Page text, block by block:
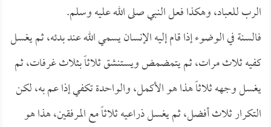
الرب للعباد، وهكذا فعل النبي صلى الله عليه وسلم.
فالسنة في الوضوء إذا قام إليه الإنسان يسمي الله عند بدئه، ثم يغسل
كفيه ثلاث مرات، ثم يتمضمض ويستنشق ثلاثاً بثلاث غرفات، ثم
يغسل وجهه ثلاثاً هذا هو الأكمل، والواحدة تكفي إذا عم به، لكن
التكرار ثلاث أفضل، ثم يغسل ذراعيه ثلاثاً مع المرفقين، هذا هو